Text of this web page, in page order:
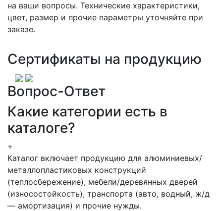
на ваши вопросы. Технические характеристики,
цвет, размер и прочие параметры уточняйте при
заказе.
Сертификаты на продукцию
Вопрос-Ответ
Какие категории есть в
каталоге?
+
Каталог включает продукцию для алюминиевых/
металлопластиковых конструкций
(теплосбережение), мебели/деревянных дверей
(износостойкость), транспорта (авто, водный, ж/д
— амортизация) и прочие нужды.